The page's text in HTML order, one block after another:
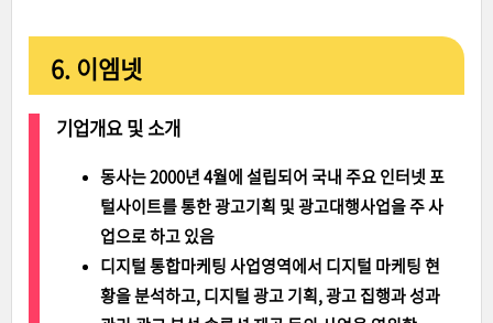
6. 이엠넷
기업개요 및 소개
동사는 2000년 4월에 설립되어 국내 주요 인터넷 포
털사이트를 통한 광고기획 및 광고대행사업을 주 사
업으로 하고 있음
디지털 통합마케팅 사업영역에서 디지털 마케팅 현
황을 분석하고, 디지털 광고 기획, 광고 집행과 성과